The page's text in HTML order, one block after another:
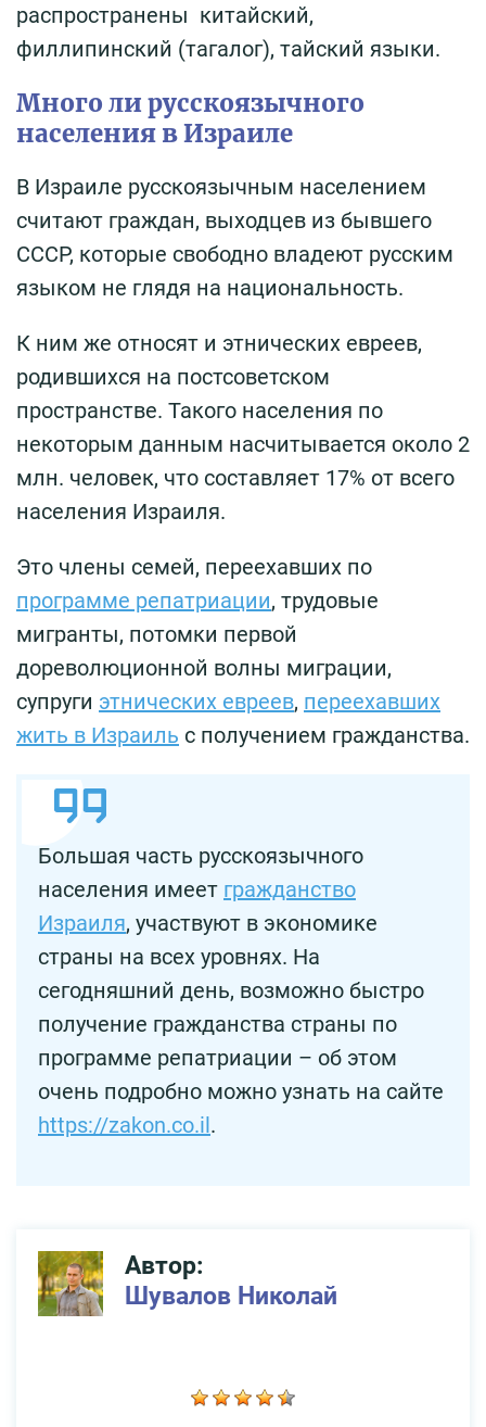
распространены китайский,
филлипинский (тагалог), тайский языки.
Много ли русскоязычного
населения в Израиле
В Израиле русскоязычным населением
считают граждан, выходцев из бывшего
СССР, которые свободно владеют русским
языком не глядя на национальность.
К ним же относят и этнических евреев,
родившихся на постсоветском
пространстве. Такого населения по
некоторым данным насчитывается около 2
млн. человек, что составляет 17% от всего
населения Израиля.
Это члены семей, переехавших по
программе репатриации, трудовые
мигранты, потомки первой
дореволюционной волны миграции,
супруги этнических евреев, переехавших
жить в Израиль с получением гражданства.
Большая часть русскоязычного
населения имеет гражданство
Израиля, участвуют в экономике
страны на всех уровнях. На
сегодняшний день, возможно быстро
получение гражданства страны по
программе репатриации – об этом
очень подробно можно узнать на сайте
https://zakon.co.il.
Автор:
Шувалов Николай